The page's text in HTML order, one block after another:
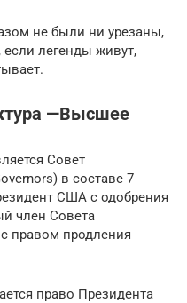
не были ни урезаны,
легенды живут,
—Высшее
Совет
в составе 7
США с одобрения
член Совета
правом продления
право Президента